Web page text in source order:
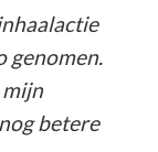
genomen.
mijn
betere